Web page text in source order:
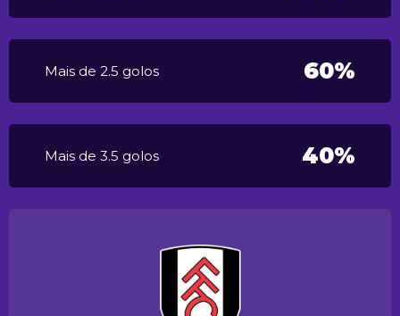
Mais de 2.5 golos 60%
Mais de 3.5 golos 40%